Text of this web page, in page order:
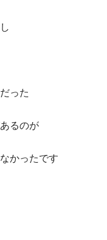
った
るのが
かったです